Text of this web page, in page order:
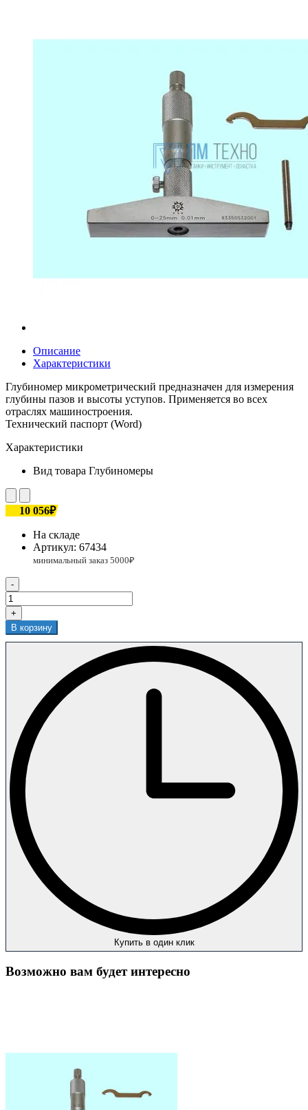
Описание
Характеристики
Глубиномер микрометрический предназначен для измерения
глубины пазов и высоты уступов. Применяется во всех
отраслях машиностроения.
Технический паспорт (Word)
Характеристики
Вид товара Глубиномеры
10 056₽
На складе
Артикул: 67434
-
+
В корзину
Купить в один клик
Возможно вам будет интересно